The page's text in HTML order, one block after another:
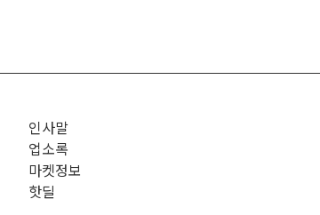
인사말
업소록
마켓정보
핫딜